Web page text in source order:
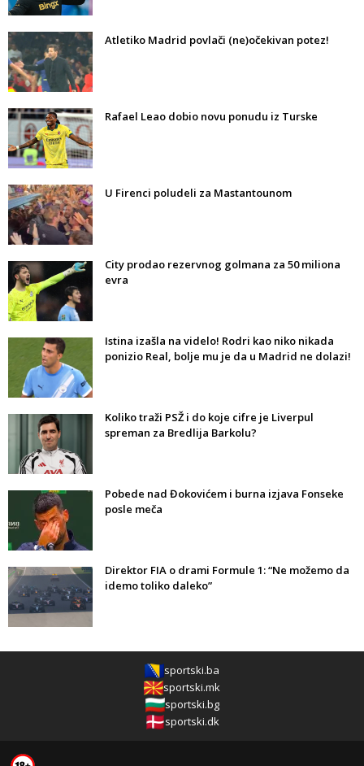
Atletiko Madrid povlači (ne)očekivan potez!
Rafael Leao dobio novu ponudu iz Turske
U Firenci poludeli za Mastantounom
City prodao rezervnog golmana za 50 miliona
evra
Istina izašla na videlo! Rodri kao niko nikada
ponizio Real, bolje mu je da u Madrid ne dolazi!
Koliko traži PSŽ i do koje cifre je Liverpul
spreman za Bredlija Barkolu?
Pobede nad Đokovićem i burna izjava Fonseke
posle meča
Direktor FIA o drami Formule 1: “Ne možemo da
idemo toliko daleko”
sportski.ba
sportski.mk
sportski.bg
sportski.dk